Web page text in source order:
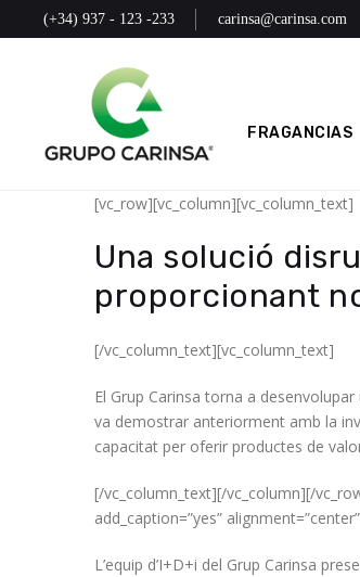
(+34) 937 - 123 -233 carinsa@carinsa.com
FRAGANCIAS
[vc_row][vc_column][vc_column_text]
Una solució
proporcionant
[/vc_column_text][vc_column_text]
El Grup Carinsa torna a
va demostrar anteriorment amb la
capacitat per oferir productes de
[/vc_column_text][/vc_column][/
add_caption=”yes”
L’equip d’I+D+i del Grup Carinsa